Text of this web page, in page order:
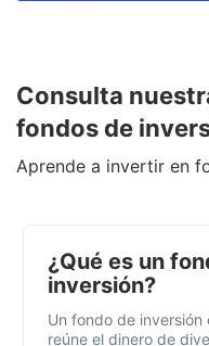
Consulta
fondos de
Aprende a invertir en
¿Qué es un
inversión?
Un fondo de inversión
reúne el dinero de